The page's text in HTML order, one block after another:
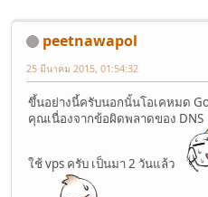
peetnawapol
25 มีนาคม 2015, 01:54:32
ขึ้นอย่างนี้ครับนอกนั้นโอเคหมด
คุณเนื่องจากข้อผิดพลาดของ DNS
ใช้ vps ครับ เป็นมา 2 วันแล้ว